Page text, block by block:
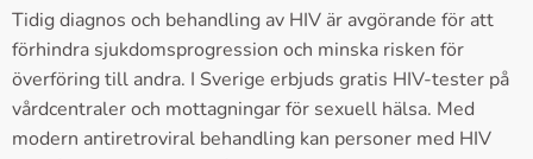
Tidig diagnos och behandling av HIV är avgörande för att
förhindra sjukdomsprogression och minska risken för
överföring till andra. I Sverige erbjuds gratis HIV-tester på
vårdcentraler och mottagningar för sexuell hälsa. Med
modern antiretroviral behandling kan personer med HIV